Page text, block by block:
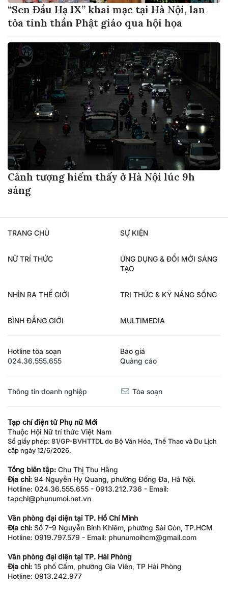
“Sen Đầu Hạ IX” khai mạc tại Hà Nội, lan
tỏa tinh thần Phật giáo qua hội họa
Cảnh tượng hiếm thấy ở Hà Nội lúc 9h
sáng
TRANG CHỦ SỰ KIỆN
NỮ TRÍ THỨC
ỨNG DỤNG & ĐỔI MỚI SÁNG
TẠO
NHÌN RA THẾ GIỚI TRI THỨC & KỸ NĂNG SỐNG
BÌNH ĐẲNG GIỚI MULTIMEDIA
Hotline tòa soạn
024.36.555.655
Báo giá
Quảng cáo
Thông tin doanh nghiệp Tòa soạn
Tạp chí điện tử Phụ nữ Mới
Thuộc Hội Nữ trí thức Việt Nam
Số giấy phép: 81/GP-BVHTTDL do Bộ Văn Hóa, Thể Thao và Du Lịch
cấp ngày 12/6/2026.
Tổng biên tập: Chu Thị Thu Hằng
Địa chỉ: 94 Nguyễn Hy Quang, phường Đống Đa, Hà Nội.
Hotline: 024.36.555.655 - 0913.212.736 - Email:
tapchi@phunumoi.net.vn
Văn phòng đại diện tại TP. Hồ Chí Minh
Địa chỉ: Số 7-9 Nguyễn Bỉnh Khiêm, phường Sài Gòn, TP.HCM
Hotline: 0919.797.579 - Email: phunumoihcm@gmail.com
Văn phòng đại diện tại TP. Hải Phòng
Địa chỉ: 15 phố Cấm, phường Gia Viên, TP Hải Phòng
Hotline: 0913.242.977